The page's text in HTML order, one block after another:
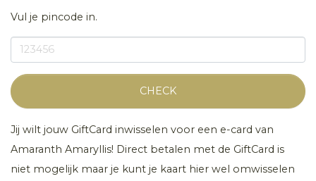
Vul je pincode in.
CHECK
Jij wilt jouw GiftCard inwisselen voor een e-card van
Amaranth Amaryllis! Direct betalen met de GiftCard is
niet mogelijk maar je kunt je kaart hier wel omwisselen